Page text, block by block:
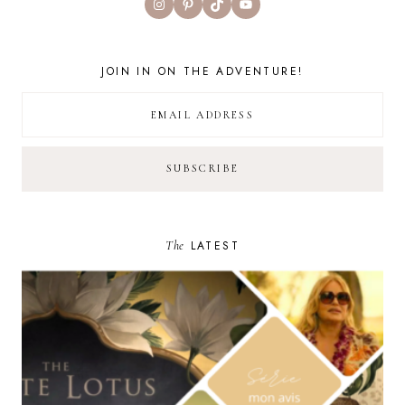
JOIN IN ON THE ADVENTURE!
The LATEST